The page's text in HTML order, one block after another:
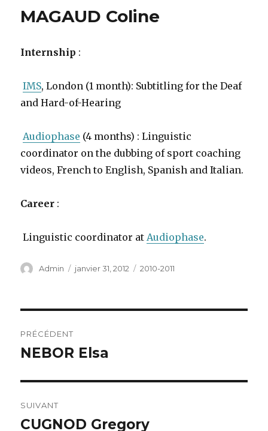
MAGAUD Coline
Internship :
IMS, London (1 month): Subtitling for the Deaf
and Hard-of-Hearing
Audiophase (4 months) : Linguistic
coordinator on the dubbing of sport coaching
videos, French to English, Spanish and Italian.
Career :
Linguistic coordinator at Audiophase.
Auteur
Admin
Publié
janvier 31, 2012 Catégories
2010-2011
de
PRÉCÉDENT
Publication
NEBOR Elsa
SUIVANT
Publication
CUGNOD Gregory